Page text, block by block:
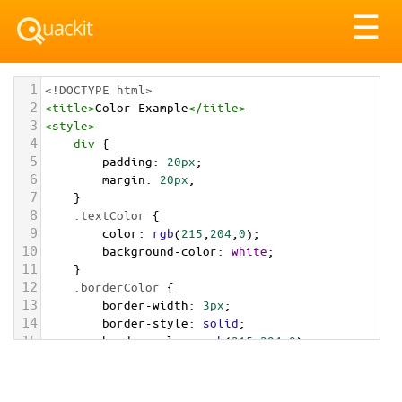
☰
1 <!DOCTYPE html>
2 <title>Color Example</title>
3 <style>
4 div {
5 padding: 20px;
6 margin: 20px;
7 }
8 .textColor {
9 color: rgb(215 204 0);
10 background-color: white;
11 }
12 .borderColor {
13 border-width: 3px;
14 border-style: solid;
15 border-color: rgb(215,204,0);